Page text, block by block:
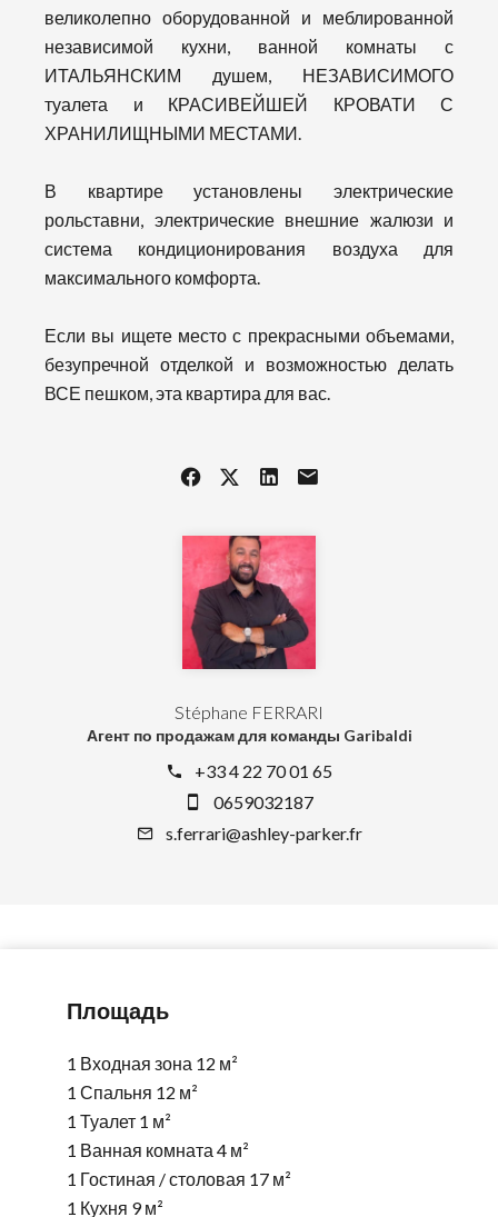
Stéphane FERRARI
Агент по продажам для команды Garibaldi
+33 4 22 70 01 65
0659032187
s.ferrari@ashley-parker.fr
великолепно оборудованной и меблированной
независимой кухни, ванной комнаты с
ИТАЛЬЯНСКИМ душем, НЕЗАВИСИМОГО
туалета и КРАСИВЕЙШЕЙ КРОВАТИ С
ХРАНИЛИЩНЫМИ МЕСТАМИ.
В квартире установлены электрические
рольставни, электрические внешние жалюзи и
система кондиционирования воздуха для
максимального комфорта.
Если вы ищете место с прекрасными объемами,
безупречной отделкой и возможностью делать
ВСЕ пешком, эта квартира для вас.
Площадь
1 Входная зона 12 м²
1 Спальня 12 м²
1 Туалет 1 м²
1 Ванная комната 4 м²
1 Гостиная / столовая 17 м²
1 Кухня 9 м²